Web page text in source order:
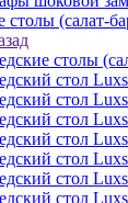
столы (салат-
столы
стол
стол
стол
стол
стол
стол
стол